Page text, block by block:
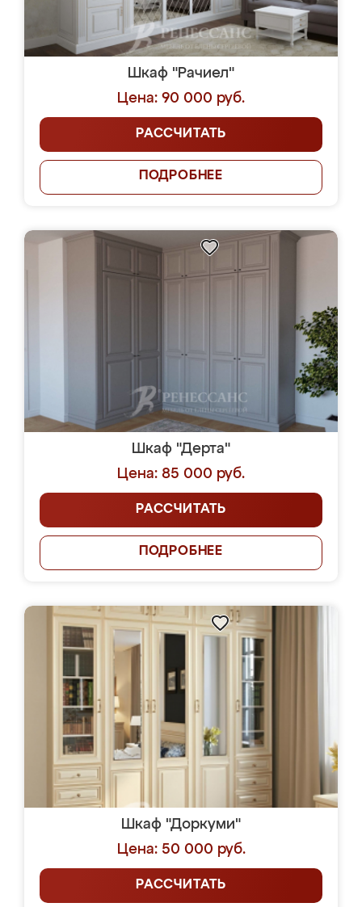
Шкаф "Рачиел"
Цена: 90 000 руб.
РАССЧИТАТЬ
ПОДРОБНЕЕ
Шкаф "Дерта"
Цена: 85 000 руб.
РАССЧИТАТЬ
ПОДРОБНЕЕ
Шкаф "Доркуми"
Цена: 50 000 руб.
РАССЧИТАТЬ